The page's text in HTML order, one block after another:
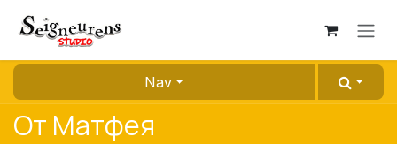
Nav
От Матфея